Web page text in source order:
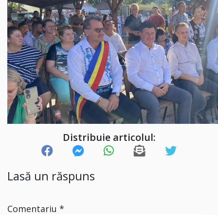
Distribuie articolul:
Lasă un răspuns
Comentariu *